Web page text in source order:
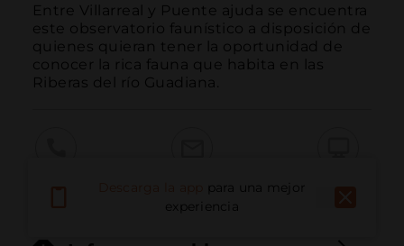
Entre Villarreal y Puente ajuda se encuentra
este observatorio faunístico a disposición de
quienes quieran tener la oportunidad de
conocer la rica fauna que habita en las
Riberas del río Guadiana.
Emailpara una mejor
experiencia